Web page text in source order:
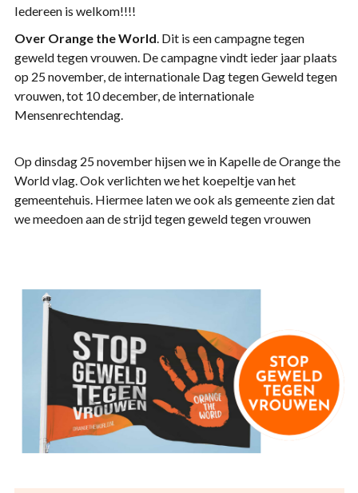
Iedereen is welkom!!!!
Over Orange the World. Dit is een campagne tegen
geweld tegen vrouwen. De campagne vindt ieder jaar plaats
op 25 november, de internationale Dag tegen Geweld tegen
vrouwen, tot 10 december, de internationale
Mensenrechtendag.
Op dinsdag 25 november hijsen we in Kapelle de Orange the
World vlag. Ook verlichten we het koepeltje van het
gemeentehuis. Hiermee laten we ook als gemeente zien dat
we meedoen aan de strijd tegen geweld tegen vrouwen